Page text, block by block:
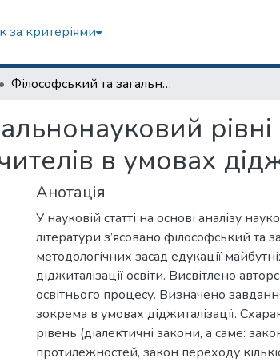
за критеріями
Філософський та загальнонауковий рівні методологічних засад едукації майбутніх учителів в умовах діджиталізації освіти
в умовах
Анотація
У науковій статті на основі аналізу
літератури з’ясовано філософський та
методологічних засад едукації
діджиталізації освіти. Висвітлено
освітнього процесу. Визначено
зокрема в умовах діджиталізації.
рівень (діалектичні закони, а саме:
протилежностей, закон переходу